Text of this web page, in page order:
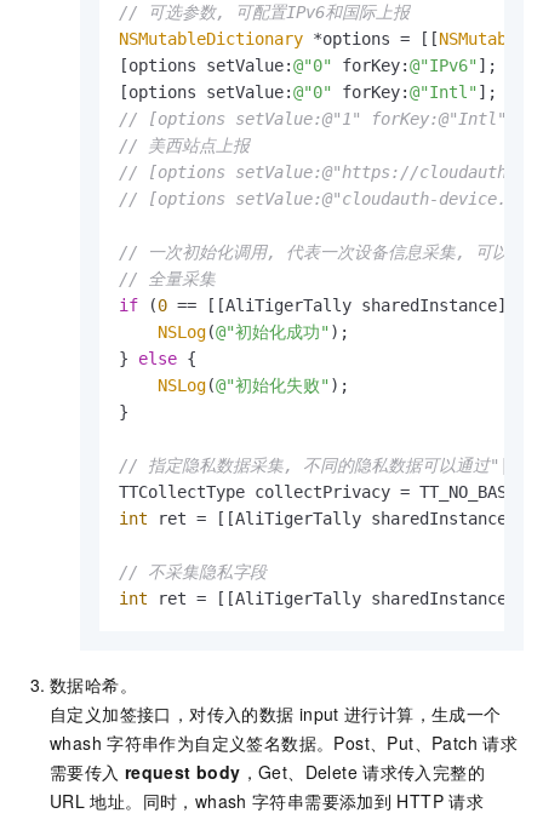
// 可选参数, 可配置IPv6和国际上报
NSMutableDictionary *options = [[
[options setValue:@"0" forKey:@"IPv6"
[options setValue:@"0" forKey:@"Intl"
// [options setValue:@"1" forKey:@"Intl"];  //
// 美西站点上报
// [options setValue:@"https://cloudauth-
// [options setValue:@"cloudauth-device.us-
// 一次初始化调用, 代表一次设备信息采集, 可以根
// 全量采集
if (0 == [[AliTigerTally sharedInstance]
NSLog(@"初始化成功" );
} else {
NSLog(@"初始化失败" );
}
// 指定隐私数据采集, 不同的隐私数据可以通过"|"进
int ret = [[AliTigerTally sharedInstance]
// 不采集隐私字段
int ret = [[AliTigerTally sharedInstance]
数据哈希。
自定义加签接口，对传入的数据 input 进行计算，生成一个
whash 字符串作为自定义签名数据。Post、Put、Patch 请求
需要传入 request body ，Get、Delete 请求传入完整的
URL 地址。同时，whash 字符串需要添加到 HTTP 请求